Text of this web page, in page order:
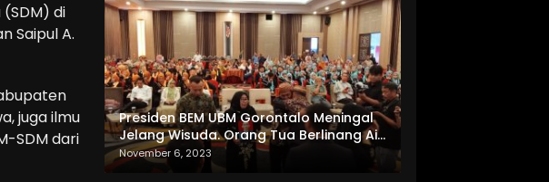
di
Saipul A.
juga ilmu
SDM dari
Presiden BEM UBM Gorontalo Meningal
Jelang Wisuda. Orang Tua Berlinang Air
Mata Menerima SKL dan Pemasangan
Salempang
November 6, 2023